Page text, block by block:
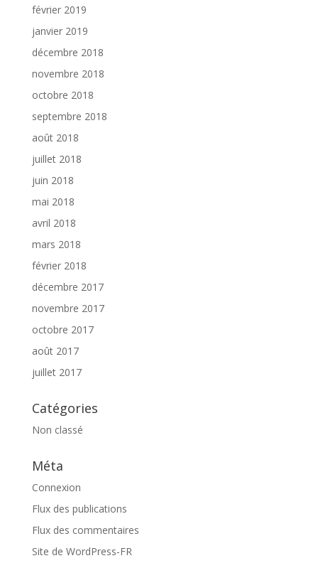
février 2019
janvier 2019
décembre 2018
novembre 2018
octobre 2018
septembre 2018
août 2018
juillet 2018
juin 2018
mai 2018
avril 2018
mars 2018
février 2018
décembre 2017
novembre 2017
octobre 2017
août 2017
juillet 2017
Catégories
Non classé
Méta
Connexion
Flux des publications
Flux des commentaires
Site de WordPress-FR